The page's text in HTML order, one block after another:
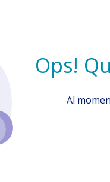
Ops!
Al